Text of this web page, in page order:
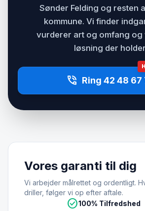
Sønder Felding og resten
kommune. Vi finder
vurderer art og omfang
løsning der
phone_in_talk Ring 42 48 67
Vores garanti til dig
Vi arbejder målrettet og ordentligt.
driller, følger vi op efter aftale.
check_circle100% Tilfredshed